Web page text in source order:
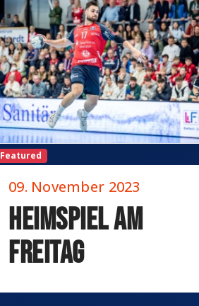
Featured
Heimspiel am
Freitag
09. November 2023